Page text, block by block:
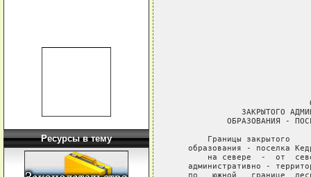
Ресурсы в тему
ЗАКРЫТОГО
ОБРАЗОВАНИЯ -
Границы закрытого
образования - поселка
на севере  -  от
административно -
по   южной   границе